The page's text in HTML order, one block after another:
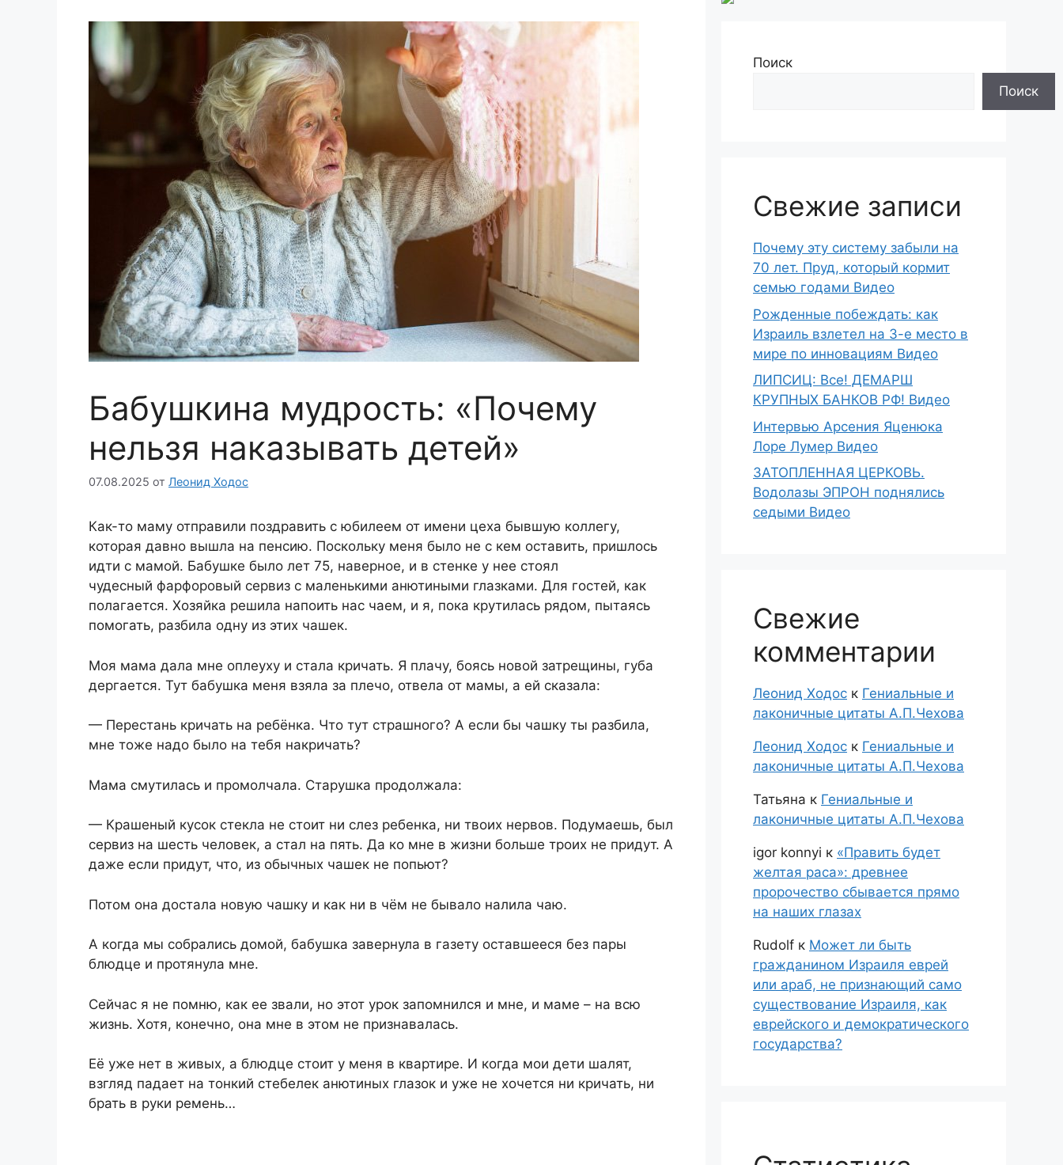
Бабушкина мудрость: «Почему
нельзя наказывать детей»
07.08.2025 от Леонид Ходос
Как-то маму отправили поздравить с юбилеем от имени цеха бывшую коллегу,
которая давно вышла на пенсию. Поскольку меня было не с кем оставить, пришлось
идти с мамой. Бабушке было лет 75, наверное, и в стенке у нее стоял
чудесный фарфоровый сервиз с маленькими анютиными глазками. Для гостей, как
полагается. Хозяйка решила напоить нас чаем, и я, пока крутилась рядом, пытаясь
помогать, разбила одну из этих чашек.
Моя мама дала мне оплеуху и стала кричать. Я плачу, боясь новой затрещины, губа
дергается. Тут бабушка меня взяла за плечо, отвела от мамы, а ей сказала:
— Перестань кричать на ребёнка. Что тут страшного? А если бы чашку ты разбила,
мне тоже надо было на тебя накричать?
Мама смутилась и промолчала. Старушка продолжала:
— Крашеный кусок стекла не стоит ни слез ребенка, ни твоих нервов. Подумаешь, был
сервиз на шесть человек, а стал на пять. Да ко мне в жизни больше троих не придут. А
даже если придут, что, из обычных чашек не попьют?
Потом она достала новую чашку и как ни в чём не бывало налила чаю.
А когда мы собрались домой, бабушка завернула в газету оставшееся без пары
блюдце и протянула мне.
Сейчас я не помню, как ее звали, но этот урок запомнился и мне, и маме – на всю
жизнь. Хотя, конечно, она мне в этом не признавалась.
Её уже нет в живых, а блюдце стоит у меня в квартире. И когда мои дети шалят,
взгляд падает на тонкий стебелек анютиных глазок и уже не хочется ни кричать, ни
брать в руки ремень…
Поиск
Поиск
Свежие записи
Почему эту систему забыли на
70 лет. Пруд, который кормит
семью годами Видео
Рожденные побеждать: как
Израиль взлетел на 3-е место в
мире по инновациям Видео
ЛИПСИЦ: Все! ДЕМАРШ
КРУПНЫХ БАНКОВ РФ! Видео
Интервью Арсения Яценюка
Лоре Лумер Видео
ЗАТОПЛЕННАЯ ЦЕРКОВЬ.
Водолазы ЭПРОН поднялись
седыми Видео
Свежие
комментарии
Леонид Ходос к Гениальные и
лаконичные цитаты А.П.Чехова
Леонид Ходос к Гениальные и
лаконичные цитаты А.П.Чехова
Татьяна к Гениальные и
лаконичные цитаты А.П.Чехова
igor konnyi к «Править будет
желтая раса»: древнее
пророчество сбывается прямо
на наших глазах
Rudolf к Может ли быть
гражданином Израиля еврей
или араб, не признающий само
существование Израиля, как
еврейского и демократического
государства?